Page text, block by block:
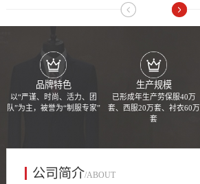
品牌特色
以“严谨、时尚、活力、团
队”为主，被誉为“制服专家”
生产规模
已形成年生产劳保服40万
套、西服20万套、衬衣60万
套
公司简介/ABOUT